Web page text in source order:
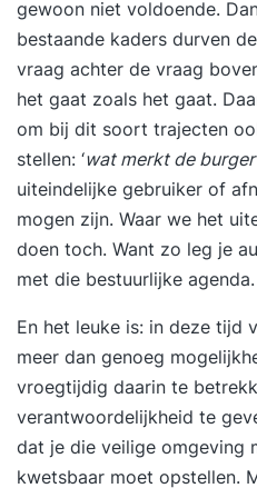
training van een zeer
(64 uur) ✔ 2 digitale
in de praktijk) ✔
praktijksimulatie ✔
video’s met uitleg over
✔ Groepscoaching op je
✔ Theoriecertificering 10 uur individuele coaching
Inclusief examen en
erkend en herkend Ga
certificaat - geen
en 13053 gecertificeerd
gedurende de training
gewoon niet voldoende.
bestaande kaders durven
vraag achter de vraag
het gaat zoals het gaat.
om bij dit soort trajecten
stellen: ‘wat merkt de burger
uiteindelijke gebruiker of
mogen zijn. Waar we het
doen toch. Want zo leg je
met die bestuurlijke
En het leuke is: in deze tijd
meer dan genoeg
vroegtijdig daarin te
verantwoordelijkheid te
dat je die veilige omgeving
kwetsbaar moet opstellen.